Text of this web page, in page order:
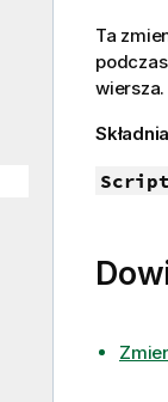
Ta
wiersza.